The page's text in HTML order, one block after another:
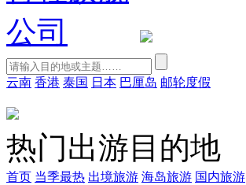
云南 香港 泰国 日本 巴厘岛 邮轮度假
热门出游目的地
首页 当季最热 出境旅游 海岛旅游 国内旅游